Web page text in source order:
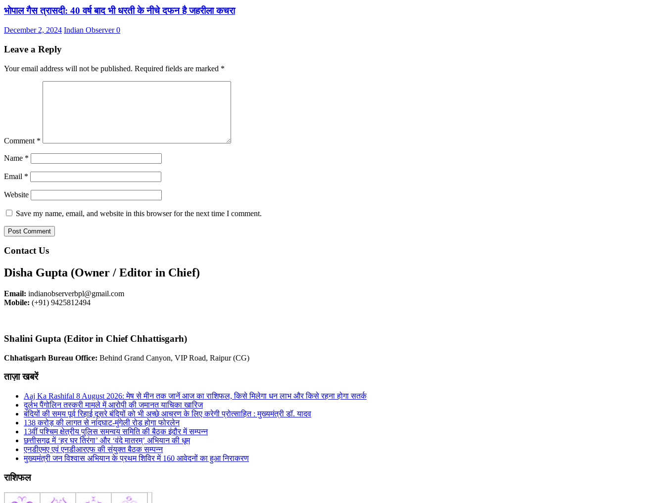
भोपाल गैस त्रासदी: 40 वर्ष बाद भी धरती के नीचे दफन है जहरीला कचरा
December 2, 2024 Indian Observer0
Leave a Reply
Your email address will not be published. Required fields are marked *
Comment *
Name *
Email *
Website
Save my name, email, and website in this browser for the next time I comment.
Contact Us
Disha Gupta (Owner / Editor in Chief)
Email: indianobserverbpl@gmail.com
Mobile: (+91) 9425812494
Shalini Gupta (Editor in Chief Chhattisgarh)
Chhatisgarh Bureau Office: Behind Grand Canyon, VIP Road, Raipur (CG)
ताज़ा खबरें
Aaj Ka Rashifal 8 August 2026: मेष से मीन तक जानें आज का राशिफल, किसे मिलेगा धन लाभ और किसे रहना होगा सतर्क
दुर्लभ पैंगोलिन तस्करी मामले में आरोपी की जमानत याचिका खारिज
बंदियों की समय पूर्व रिहाई दूसरे बंदियों को भी अच्छे आचरण के लिए करेगी प्रोत्साहित : मुख्यमंत्री डॉ. यादव
138 करोड़ की लागत से नांदघाट-मुंगेली रोड होगा फोरलेन
13वीं पश्चिम क्षेत्रीय पुलिस समन्वय समिति की बैठक इंदौर में सम्पन्न
छत्तीसगढ़ में ‘हर घर तिरंगा’ और ‘वंदे मातरम्’ अभियान की धूम
एनडीएमए एवं एनडीआरएफ की संयुक्त बैठक सम्पन्न
मुख्यमंत्री जन विश्वास अभियान के प्रथम शिविर में 160 आवेदनों का हुआ निराकरण
राशिफल